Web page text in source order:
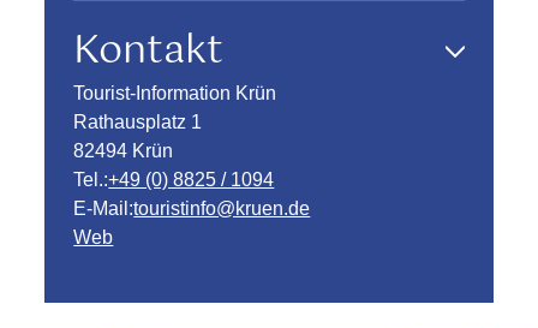
Kontakt
Tourist-Information Krün
Rathausplatz 1
82494 Krün
Tel.:+49 (0) 8825 / 1094
E-Mail:touristinfo@kruen.de
Web